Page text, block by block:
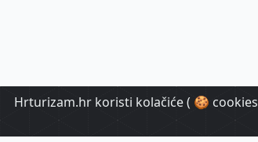
Hrturizam.hr koristi kolačiće ( 🍪